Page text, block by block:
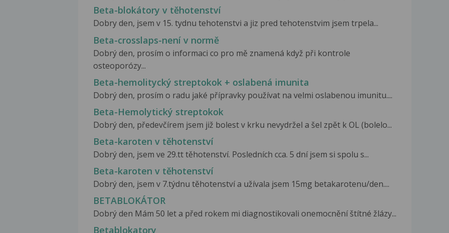
Beta-blokátory v těhotenství
Dobry den, jsem v 15. tydnu tehotenstvi a jiz pred tehotenstvim jsem trpela...
Beta-crosslaps-není v normě
Dobrý den, prosím o informaci co pro mě znamená když při kontrole
osteoporózy...
Beta-hemolitycký streptokok + oslabená imunita
Dobrý den, prosím o radu jaké přípravky používat na velmi oslabenou imunitu....
Beta-Hemolytický streptokok
Dobrý den, předevčírem jsem již bolest v krku nevydržel a šel zpět k OL (bolelo...
Beta-karoten v těhotenství
Dobrý den, jsem ve 29.tt těhotenství. Posledních cca. 5 dní jsem si spolu s...
Beta-karoten v těhotenství
Dobrý den, jsem v 7.týdnu těhotenství a užívala jsem 15mg betakarotenu/den....
BETABLOKÁTOR
Dobrý den Mám 50 let a před rokem mi diagnostikovali onemocnění štítné žlázy...
Betablokatory